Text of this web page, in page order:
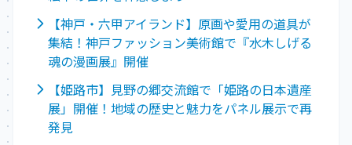
【神戸・六甲アイランド】原画や愛用の道具が
集結！神戸ファッション美術館で『水木しげる
魂の漫画展』開催
【姫路市】見野の郷交流館で「姫路の日本遺産
展」開催！地域の歴史と魅力をパネル展示で再
発見